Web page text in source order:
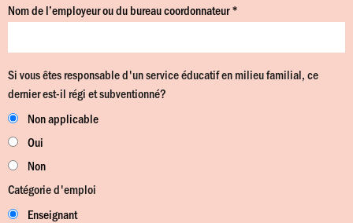
Nom de l’employeur ou du bureau coordonnateur *
Si vous êtes responsable d'un service éducatif en milieu familial, ce
dernier est-il régi et subventionné?
Non applicable
Oui
Non
Catégorie d'emploi
Enseignant